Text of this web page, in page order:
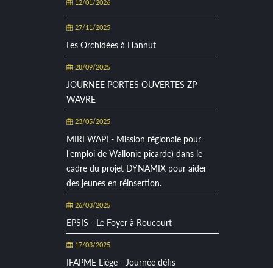
12/01/2026
27/11/2025
Les Orchidées à Hannut
28/09/2025
JOURNEE PORTES OUVERTES ZP
WAVRE
23/05/2025
MIREWAPI - Mission régionale pour
l’emploi de Wallonie picarde) dans le
cadre du projet DYNAMIX pour aider
des jeunes en réinsertion.
26/03/2025
EPSIS - Le Foyer à Roucourt
17/03/2025
IFAPME Liège - Journée défis